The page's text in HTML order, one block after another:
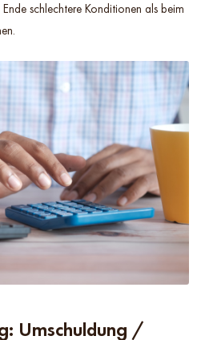
schlechtere Konditionen als beim
Umschuldung /